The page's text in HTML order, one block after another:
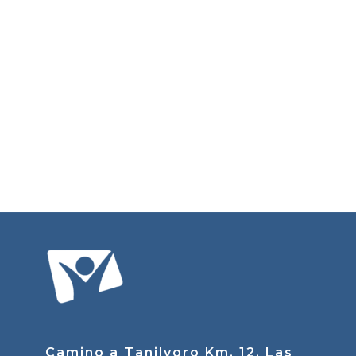
Camino a Tanilvoro Km. 12, Las